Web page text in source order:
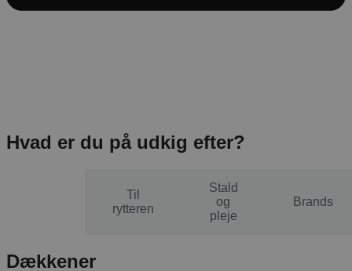
Hvad er du på udkig efter?
Til
rytteren
Stald
og
pleje
Brands
Dækkener